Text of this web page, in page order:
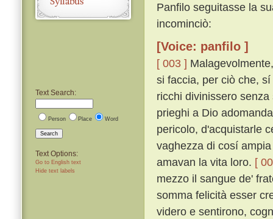
Text Search:
Person Place Word
Search
Text Options:
Go to English text
Hide text labels
Panfilo seguitasse la
incominciò:
[Voice: panfilo ]
[ 003 ]
si faccia, per ciò che,
ricchi divinissero
prieghi a Dio
pericolo, d'acquistarle
vaghezza di cosí
amavan la vita loro. [
mezzo il sangue de'
somma felicità esser
videro e sentirono,